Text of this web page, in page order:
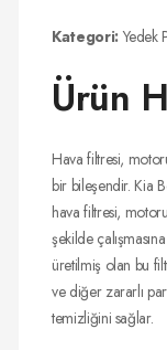
Kategori: Yedek
Ürün
Hava filtresi,
bir bileşendir. Kia
hava filtresi,
şekilde
üretilmiş olan bu
ve diğer zararlı
temizliğini sağlar.